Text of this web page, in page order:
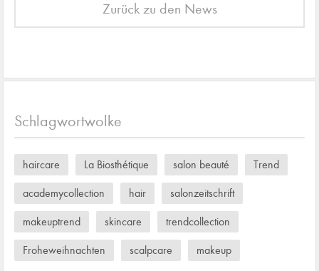
Zurück zu den News
Schlagwortwolke
haircare La Biosthétique salon beauté Trend
academycollection hair salonzeitschrift
makeuptrend skincare trendcollection
Froheweihnachten scalpcare makeup